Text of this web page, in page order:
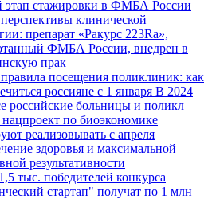
этап стажировки в ФМБА России
клинической
препарат «Ракурс 223Ra»,
ФМБА России, внедрен в
прак
посещения поликлиник: как
россияне с 1 января В 2024
российские больницы и поликл
по биоэкономике
реализовывать с апреля
здоровья и максимальной
результативности
тыс. победителей конкурса
стартап" получат по 1 млн